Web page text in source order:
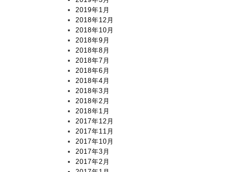
2019年1月
2018年12月
2018年10月
2018年9月
2018年8月
2018年7月
2018年6月
2018年4月
2018年3月
2018年2月
2018年1月
2017年12月
2017年11月
2017年10月
2017年3月
2017年2月